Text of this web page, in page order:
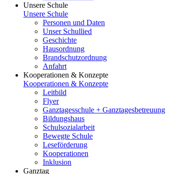
Unsere Schule
Unsere Schule
Personen und Daten
Unser Schullied
Geschichte
Hausordnung
Brandschutzordnung
Anfahrt
Kooperationen & Konzepte
Kooperationen & Konzepte
Leitbild
Flyer
Ganztagesschule + Ganztagesbetreuung
Bildungshaus
Schulsozialarbeit
Bewegte Schule
Leseförderung
Kooperationen
Inklusion
Ganztag